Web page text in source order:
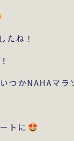
たね！
つかNAHAマラ
トに